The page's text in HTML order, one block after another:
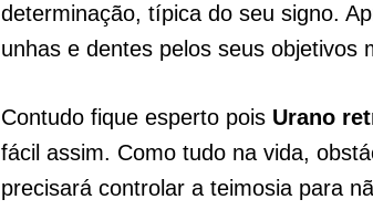
determinação, típica do seu signo.
unhas e dentes pelos seus objetivos
Contudo fique esperto pois Urano
fácil assim. Como tudo na vida,
precisará controlar a teimosia para